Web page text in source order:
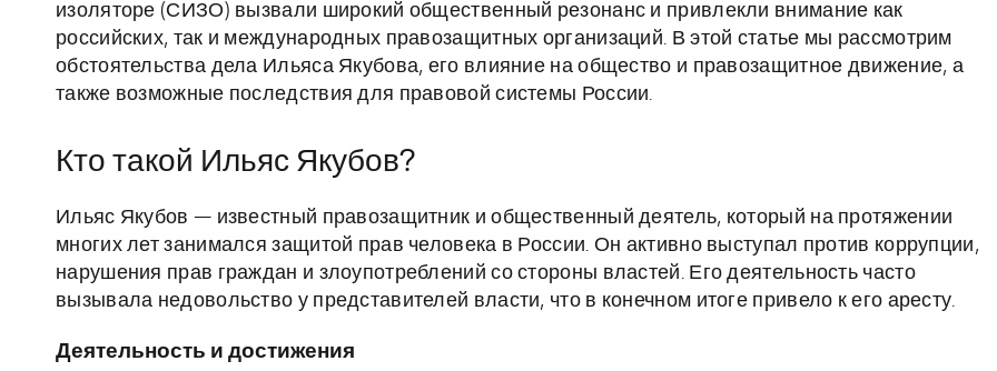
изоляторе (СИЗО) вызвали широкий общественный резонанс и привлекли внимание как
российских, так и международных правозащитных организаций. В этой статье мы рассмотрим
обстоятельства дела Ильяса Якубова, его влияние на общество и правозащитное движение, а
также возможные последствия для правовой системы России.
Кто такой Ильяс Якубов?
Ильяс Якубов — известный правозащитник и общественный деятель, который на протяжении
многих лет занимался защитой прав человека в России. Он активно выступал против коррупции,
нарушения прав граждан и злоупотреблений со стороны властей. Его деятельность часто
вызывала недовольство у представителей власти, что в конечном итоге привело к его аресту.
Деятельность и достижения